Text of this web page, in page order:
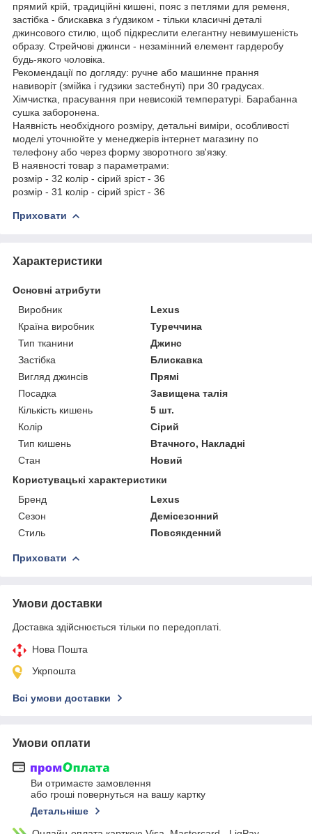
прямий крій, традиційні кишені, пояс з петлями для ременя,
застібка - блискавка з ґудзиком - тільки класичні деталі
джинсового стилю, щоб підкреслити елегантну невимушеність
образу. Стрейчові джинси - незамінний елемент гардеробу
будь-якого чоловіка.
Рекомендації по догляду: ручне або машинне прання
навиворіт (змійка і гудзики застебнуті) при 30 градусах.
Хімчистка, прасування при невисокій температурі. Барабанна
сушка заборонена.
Наявність необхідного розміру, детальні виміри, особливості
моделі уточнюйте у менеджерів інтернет магазину по
телефону або через форму зворотного зв'язку.
В наявності товар з параметрами:
розмір - 32 колір - сірий зріст - 36
розмір - 31 колір - сірий зріст - 36
Приховати
Характеристики
Основні атрибути
Виробник
Lexus
Країна виробник
Туреччина
Тип тканини
Джинс
Застібка
Блискавка
Вигляд джинсів
Прямі
Посадка
Завищена талія
Кількість кишень
5 шт.
Колір
Сірий
Тип кишень
Втачного, Накладні
Стан
Новий
Користувацькi характеристики
Бренд
Lexus
Сезон
Демісезонний
Стиль
Повсякденний
Приховати
Умови доставки
Доставка здійснюється тільки по передоплаті.
Нова Пошта
Укрпошта
Всі умови доставки
Умови оплати
Ви отримаєте замовлення
або гроші повернуться на вашу картку
Детальніше